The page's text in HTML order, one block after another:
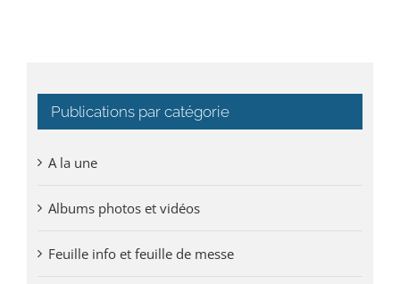
Publications par catégorie
A la une
Albums photos et vidéos
Feuille info et feuille de messe